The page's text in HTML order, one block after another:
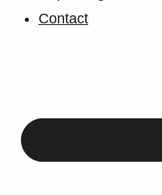
Contact